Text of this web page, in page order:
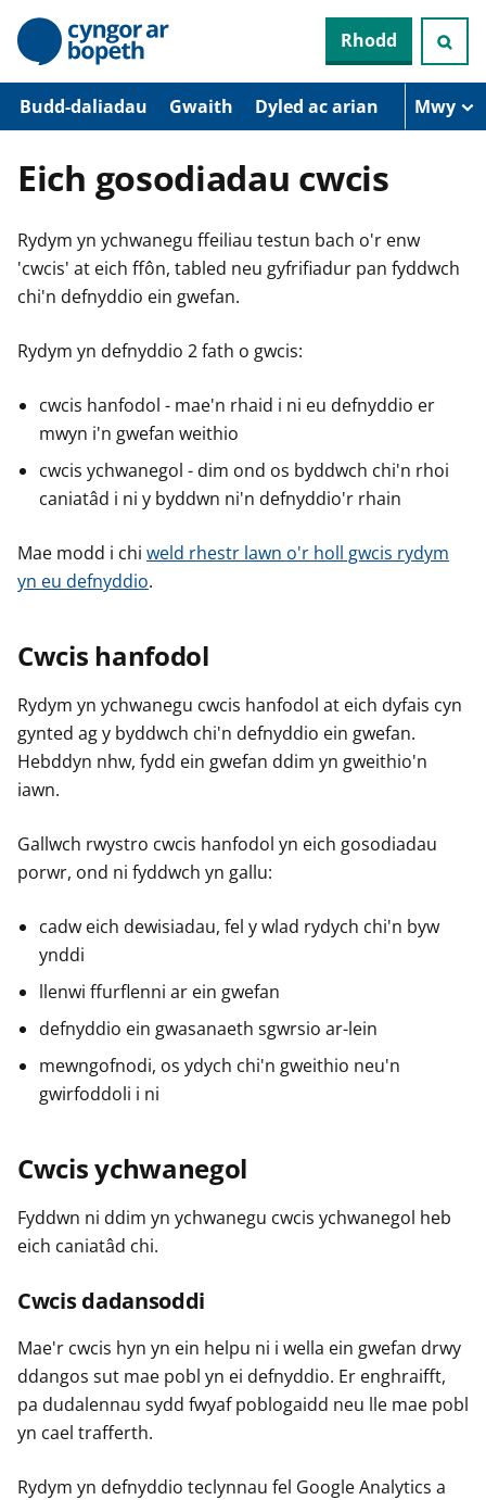
N
d
w
Rhodd
Budd-daliadau Gwaith Dyled ac arian Mwy
Eich gosodiadau cwcis
Rydym yn ychwanegu ffeiliau testun bach o'r enw
'cwcis' at eich ffôn, tabled neu gyfrifiadur pan fyddwch
chi'n defnyddio ein gwefan.
Rydym yn defnyddio 2 fath o gwcis:
cwcis hanfodol - mae'n rhaid i ni eu defnyddio er
mwyn i'n gwefan weithio
cwcis ychwanegol - dim ond os byddwch chi'n rhoi
caniatâd i ni y byddwn ni'n defnyddio'r rhain
Mae modd i chi weld rhestr lawn o'r holl gwcis rydym
yn eu defnyddio.
Cwcis hanfodol
Rydym yn ychwanegu cwcis hanfodol at eich dyfais cyn
gynted ag y byddwch chi'n defnyddio ein gwefan.
Hebddyn nhw, fydd ein gwefan ddim yn gweithio'n
iawn.
Gallwch rwystro cwcis hanfodol yn eich gosodiadau
porwr, ond ni fyddwch yn gallu:
cadw eich dewisiadau, fel y wlad rydych chi'n byw
ynddi
llenwi ffurflenni ar ein gwefan
defnyddio ein gwasanaeth sgwrsio ar-lein
mewngofnodi, os ydych chi'n gweithio neu'n
gwirfoddoli i ni
Cwcis ychwanegol
Fyddwn ni ddim yn ychwanegu cwcis ychwanegol heb
eich caniatâd chi.
Cwcis dadansoddi
Mae'r cwcis hyn yn ein helpu ni i wella ein gwefan drwy
ddangos sut mae pobl yn ei defnyddio. Er enghraifft,
pa dudalennau sydd fwyaf poblogaidd neu lle mae pobl
yn cael trafferth.
Rydym yn defnyddio teclynnau fel Google Analytics a